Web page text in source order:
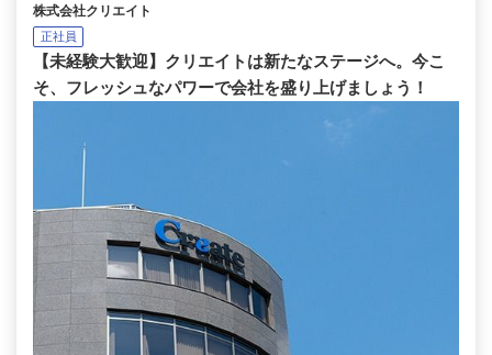
株式会社クリエイト
正社員
【未経験大歓迎】クリエイトは新たなステージへ。今こ
そ、フレッシュなパワーで会社を盛り上げましょう！